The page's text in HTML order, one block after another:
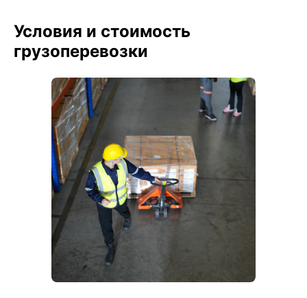
Условия и стоимость
грузоперевозки